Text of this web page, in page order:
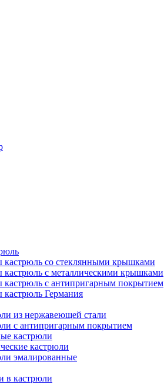
кастрюль со стеклянными крышками
кастрюль с металлическими крышками
кастрюль с антипригарным покрытием
кастрюль Германия
из нержавеющей стали
с антипригарным покрытием
кастрюли
кастрюли
эмалированные
в кастрюли